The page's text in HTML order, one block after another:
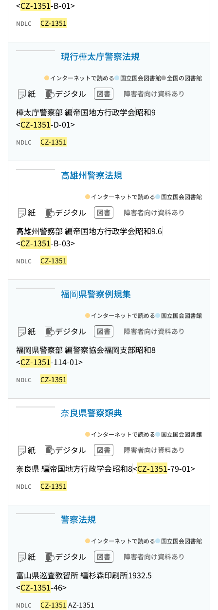
<CZ-1351-B-01>
NDLC CZ-1351
現行樺太庁警察法規
紙 デジタル 図書 障害者向け資料あり
樺太庁警察部 編帝国地方行政学会昭和9
<CZ-1351-D-01>
インターネットで読める 国立国会図書館 全国の図書館
NDLC CZ-1351
高雄州警察法規
紙 デジタル 図書 障害者向け資料あり
高雄州警務部 編帝国地方行政学会昭和9.6
<CZ-1351-B-03>
インターネットで読める 国立国会図書館
NDLC CZ-1351
福岡県警察例規集
紙 デジタル 図書 障害者向け資料あり
福岡県警察部 編警察協会福岡支部昭和8
<CZ-1351-114-01>
インターネットで読める 国立国会図書館
NDLC CZ-1351
奈良県警察類典
紙 デジタル 図書 障害者向け資料あり
奈良県 編帝国地方行政学会昭和8<CZ-1351-79-01>
インターネットで読める 国立国会図書館
NDLC CZ-1351
警察法規
紙 デジタル 図書 障害者向け資料あり
富山県巡査教習所 編杉森印刷所1932.5
<CZ-1351-46>
インターネットで読める 国立国会図書館
NDLC CZ-1351 AZ-1351